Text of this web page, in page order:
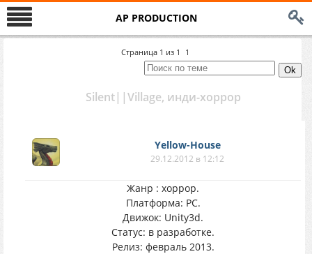
AP PRODUCTION
Страница 1 из 1 1
Silent||Village, инди-хоррор
Yellow-House
29.12.2012 в 12:12
Жанр : хоррор.
Платформа: PC.
Движок: Unity3d.
Статус: в разработке.
Релиз: февраль 2013.